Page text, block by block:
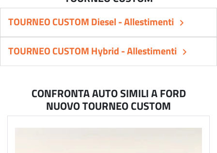
TOURNEO CUSTOM Diesel - Allestimenti keyboard_arrow_right
TOURNEO CUSTOM Hybrid - Allestimenti keyboard_arrow_right
CONFRONTA AUTO SIMILI A FORD
NUOVO TOURNEO CUSTOM